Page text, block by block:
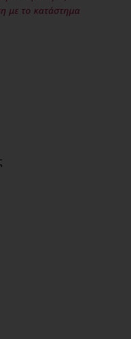
με το κατάστημα